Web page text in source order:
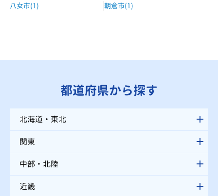
八女市(1)
朝倉市(1)
都道府県から探す
北海道・東北
関東
中部・北陸
近畿